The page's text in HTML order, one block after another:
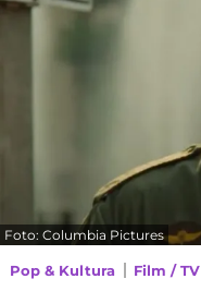
Foto: Columbia Pictures
Pop & Kultura Film / TV